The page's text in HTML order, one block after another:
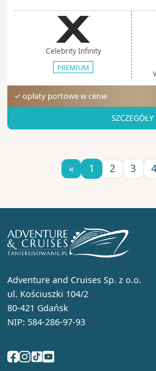
Celebrity Infinity
PREMIUM
✓ opłaty portowe w cenie
SZCZEGÓŁY
« 1 2 3 4
Adventure and Cruises Sp. z o.o.
ul. Kościuszki 104/2
80-421 Gdańsk
NIP: 584-286-97-93